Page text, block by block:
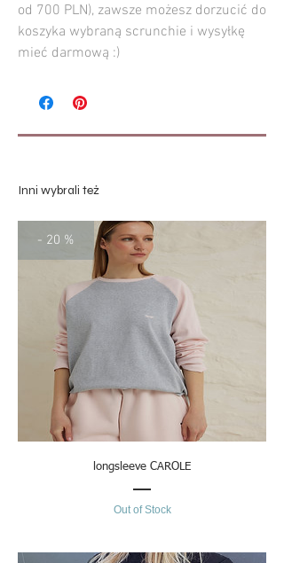
od 700 PLN), zawsze możesz dorzucić do
koszyka wybraną scrunchie i wysyłkę
mieć darmową :)
Inni wybrali też
- 20 %
longsleeve CAROLE
Out of Stock